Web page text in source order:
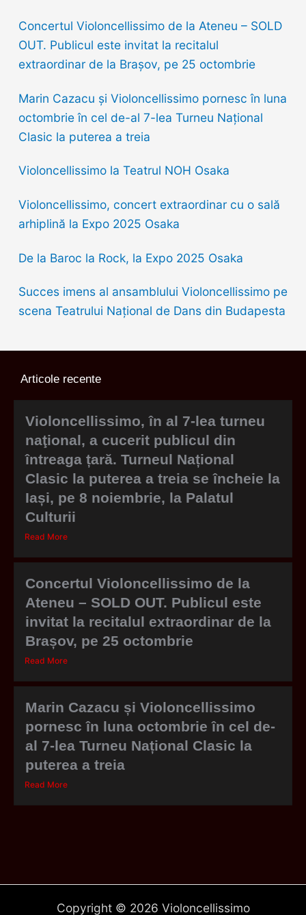
Concertul Violoncellissimo de la Ateneu – SOLD
OUT. Publicul este invitat la recitalul
extraordinar de la Brașov, pe 25 octombrie
Marin Cazacu și Violoncellissimo pornesc în luna
octombrie în cel de-al 7-lea Turneu Național
Clasic la puterea a treia
Violoncellissimo la Teatrul NOH Osaka
Violoncellissimo, concert extraordinar cu o sală
arhiplină la Expo 2025 Osaka
De la Baroc la Rock, la Expo 2025 Osaka
Succes imens al ansamblului Violoncellissimo pe
scena Teatrului Național de Dans din Budapesta
Articole recente
Violoncellissimo, în al 7-lea turneu
naţional, a cucerit publicul din
întreaga țară. Turneul Național
Clasic la puterea a treia se încheie la
Iași, pe 8 noiembrie, la Palatul
Culturii
Read More
Concertul Violoncellissimo de la
Ateneu – SOLD OUT. Publicul este
invitat la recitalul extraordinar de la
Brașov, pe 25 octombrie
Read More
Marin Cazacu și Violoncellissimo
pornesc în luna octombrie în cel de-
al 7-lea Turneu Național Clasic la
puterea a treia
Read More
Copyright © 2026 Violoncellissimo